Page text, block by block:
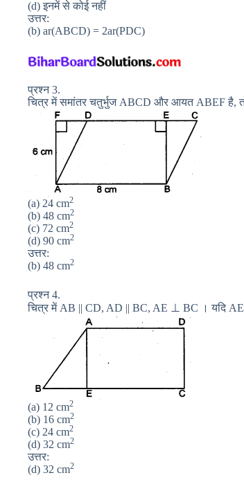
(d) इनमें से कोई नहीं
उत्तर:
(b) ar(ABCD) = 2ar(PDC)
प्रश्न 3.
चित्र में समांतर चतुर्भुज ABCD और आयत ABEF है,
(a) 24 cm2
(b) 48 cm2
(c) 72 cm2
(d) 90 cm2
उत्तर:
(b) 48 cm2
प्रश्न 4.
चित्र में AB || CD, AD || BC, AE ⊥ BC । यदि
(a) 12 cm2
(b) 16 cm2
(c) 24 cm2
(d) 32 cm2
उत्तर:
(d) 32 cm2